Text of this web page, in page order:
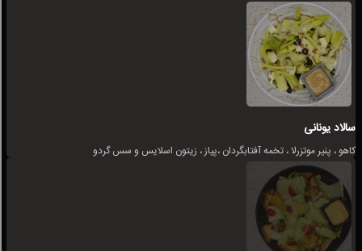
سالاد یونانی
کاهو ، پنیر موتزرلا ، تخمه آفتابگردان ،پیاز ، زیتون اسلایس و سس گردو